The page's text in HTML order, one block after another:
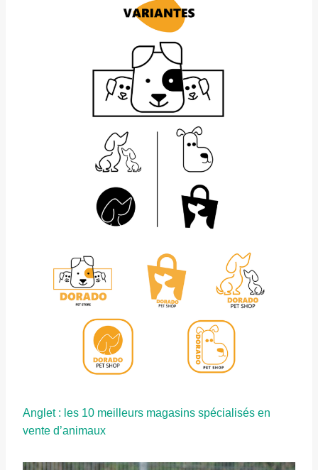
Anglet : les 10 meilleurs magasins spécialisés en
vente d’animaux